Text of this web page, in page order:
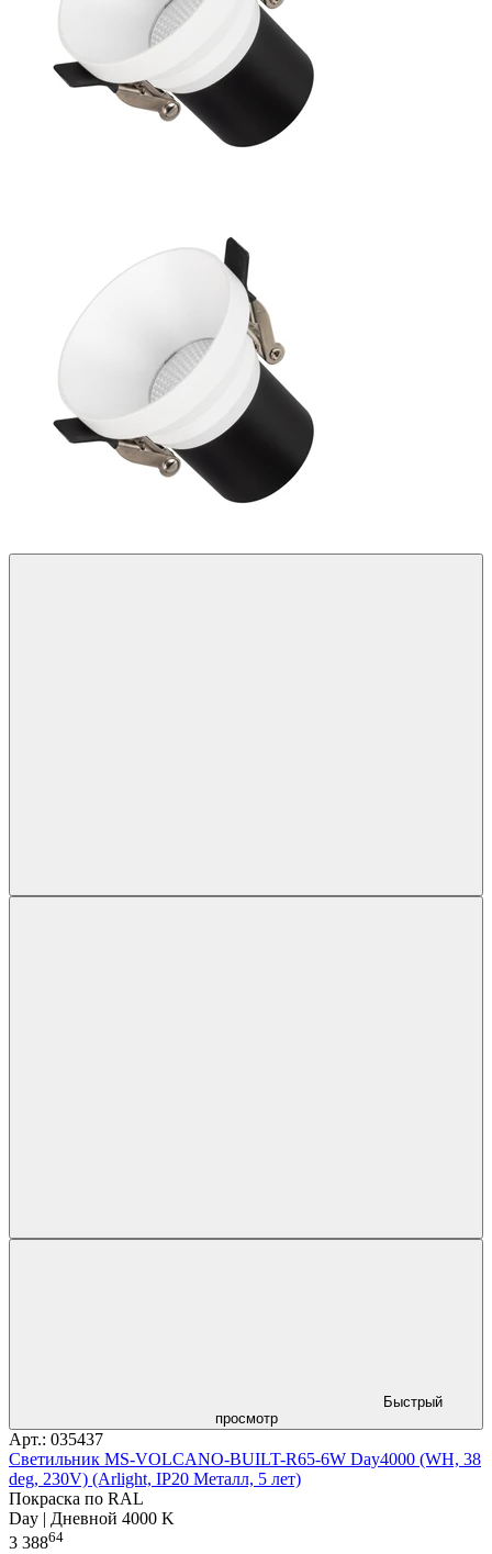
Быстрый
просмотр
Арт.: 035437
Светильник MS-VOLCANO-BUILT-R65-6W Day4000 (WH, 38
deg, 230V) (Arlight, IP20 Металл, 5 лет)
Покраска по RAL
Day | Дневной 4000 K
3 38864